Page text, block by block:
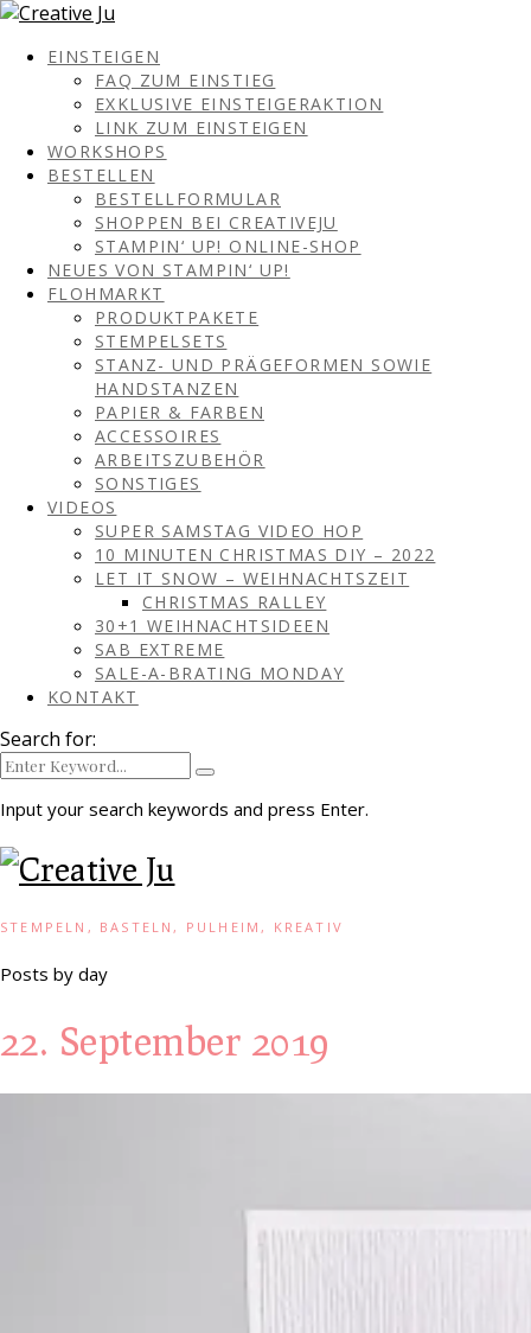
EINSTEIGEN
FAQ ZUM EINSTIEG
EXKLUSIVE EINSTEIGERAKTION
LINK ZUM EINSTEIGEN
WORKSHOPS
BESTELLEN
BESTELLFORMULAR
SHOPPEN BEI CREATIVEJU
STAMPIN‘ UP! ONLINE-SHOP
NEUES VON STAMPIN‘ UP!
FLOHMARKT
PRODUKTPAKETE
STEMPELSETS
STANZ- UND PRÄGEFORMEN SOWIE
HANDSTANZEN
PAPIER & FARBEN
ACCESSOIRES
ARBEITSZUBEHÖR
SONSTIGES
VIDEOS
SUPER SAMSTAG VIDEO HOP
10 MINUTEN CHRISTMAS DIY – 2022
LET IT SNOW – WEIHNACHTSZEIT
CHRISTMAS RALLEY
30+1 WEIHNACHTSIDEEN
SAB EXTREME
SALE-A-BRATING MONDAY
KONTAKT
Search for:
Input your search keywords and press Enter.
STEMPELN, BASTELN, PULHEIM, KREATIV
Posts by day
22. September 2019